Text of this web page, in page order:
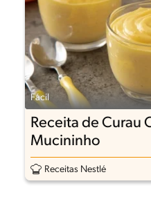
Fácil
Receita de Curau
Mucininho
Receitas Nestlé